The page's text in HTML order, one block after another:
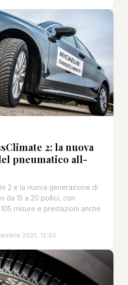
2: la nuova
pneumatico all-
2 e la nuova generazione di
da 15 a 20 pollici, con
misure e prestazioni anche
2021, 12:33